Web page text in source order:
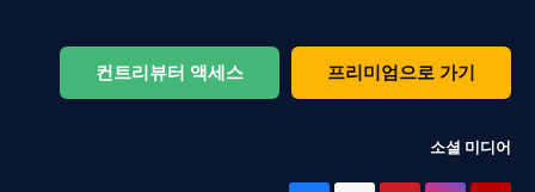
컨트리뷰터 액세스 프리미엄으로 가기
소셜 미디어